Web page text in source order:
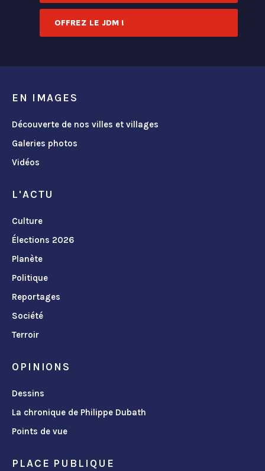
OFFREZ LE JDM !
EN IMAGES
Découverte de nos villes et villages
Galeries photos
Vidéos
L'ACTU
Culture
Élections 2026
Planète
Politique
Reportages
Société
Terroir
OPINIONS
Dessins
La chronique de Philippe Dubath
Points de vue
PLACE PUBLIQUE